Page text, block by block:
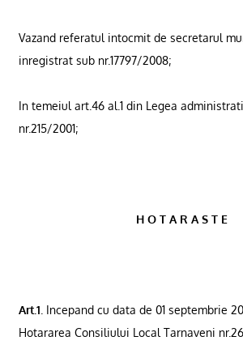
Vazand referatul intocmit de secretarul
inregistrat sub nr.17797/2008;
In temeiul art.46 al.1 din Legea
nr.215/2001;
H O T A R A S T E
Art.1 . Incepand cu data de 01 septembrie
Hotararea Consiliului Local Tarnaveni